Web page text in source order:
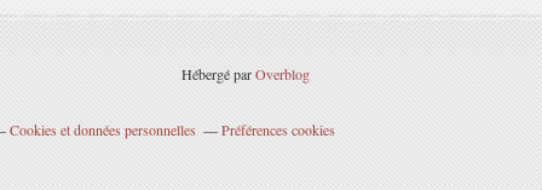
Hébergé parOverblog
Cookies et données personnelles Préférences cookies